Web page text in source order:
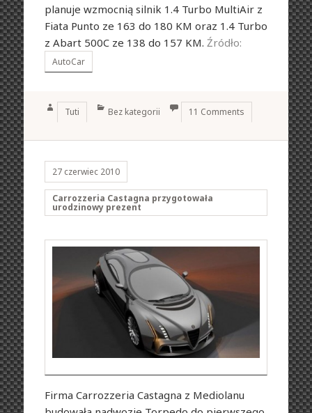
planuje wzmocnią silnik 1.4 Turbo MultiAir z
Fiata Punto ze 163 do 180 KM oraz 1.4 Turbo
z Abart 500C ze 138 do 157 KM. Źródło:
AutoCar
Author
Tuti Categories
Bez kategorii 11 Comments
27 czerwiec 2010
Carrozzeria Castagna przygotowała
urodzinowy prezent
Firma Carrozzeria Castagna z Mediolanu